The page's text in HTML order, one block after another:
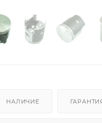
НАЛИЧИЕ